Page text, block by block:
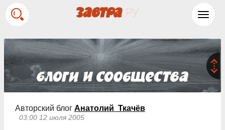
Авторский блог Анатолий Ткачёв
03:00 12 июля 2005